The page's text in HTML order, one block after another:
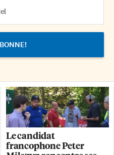
Le candidat
francophone Peter